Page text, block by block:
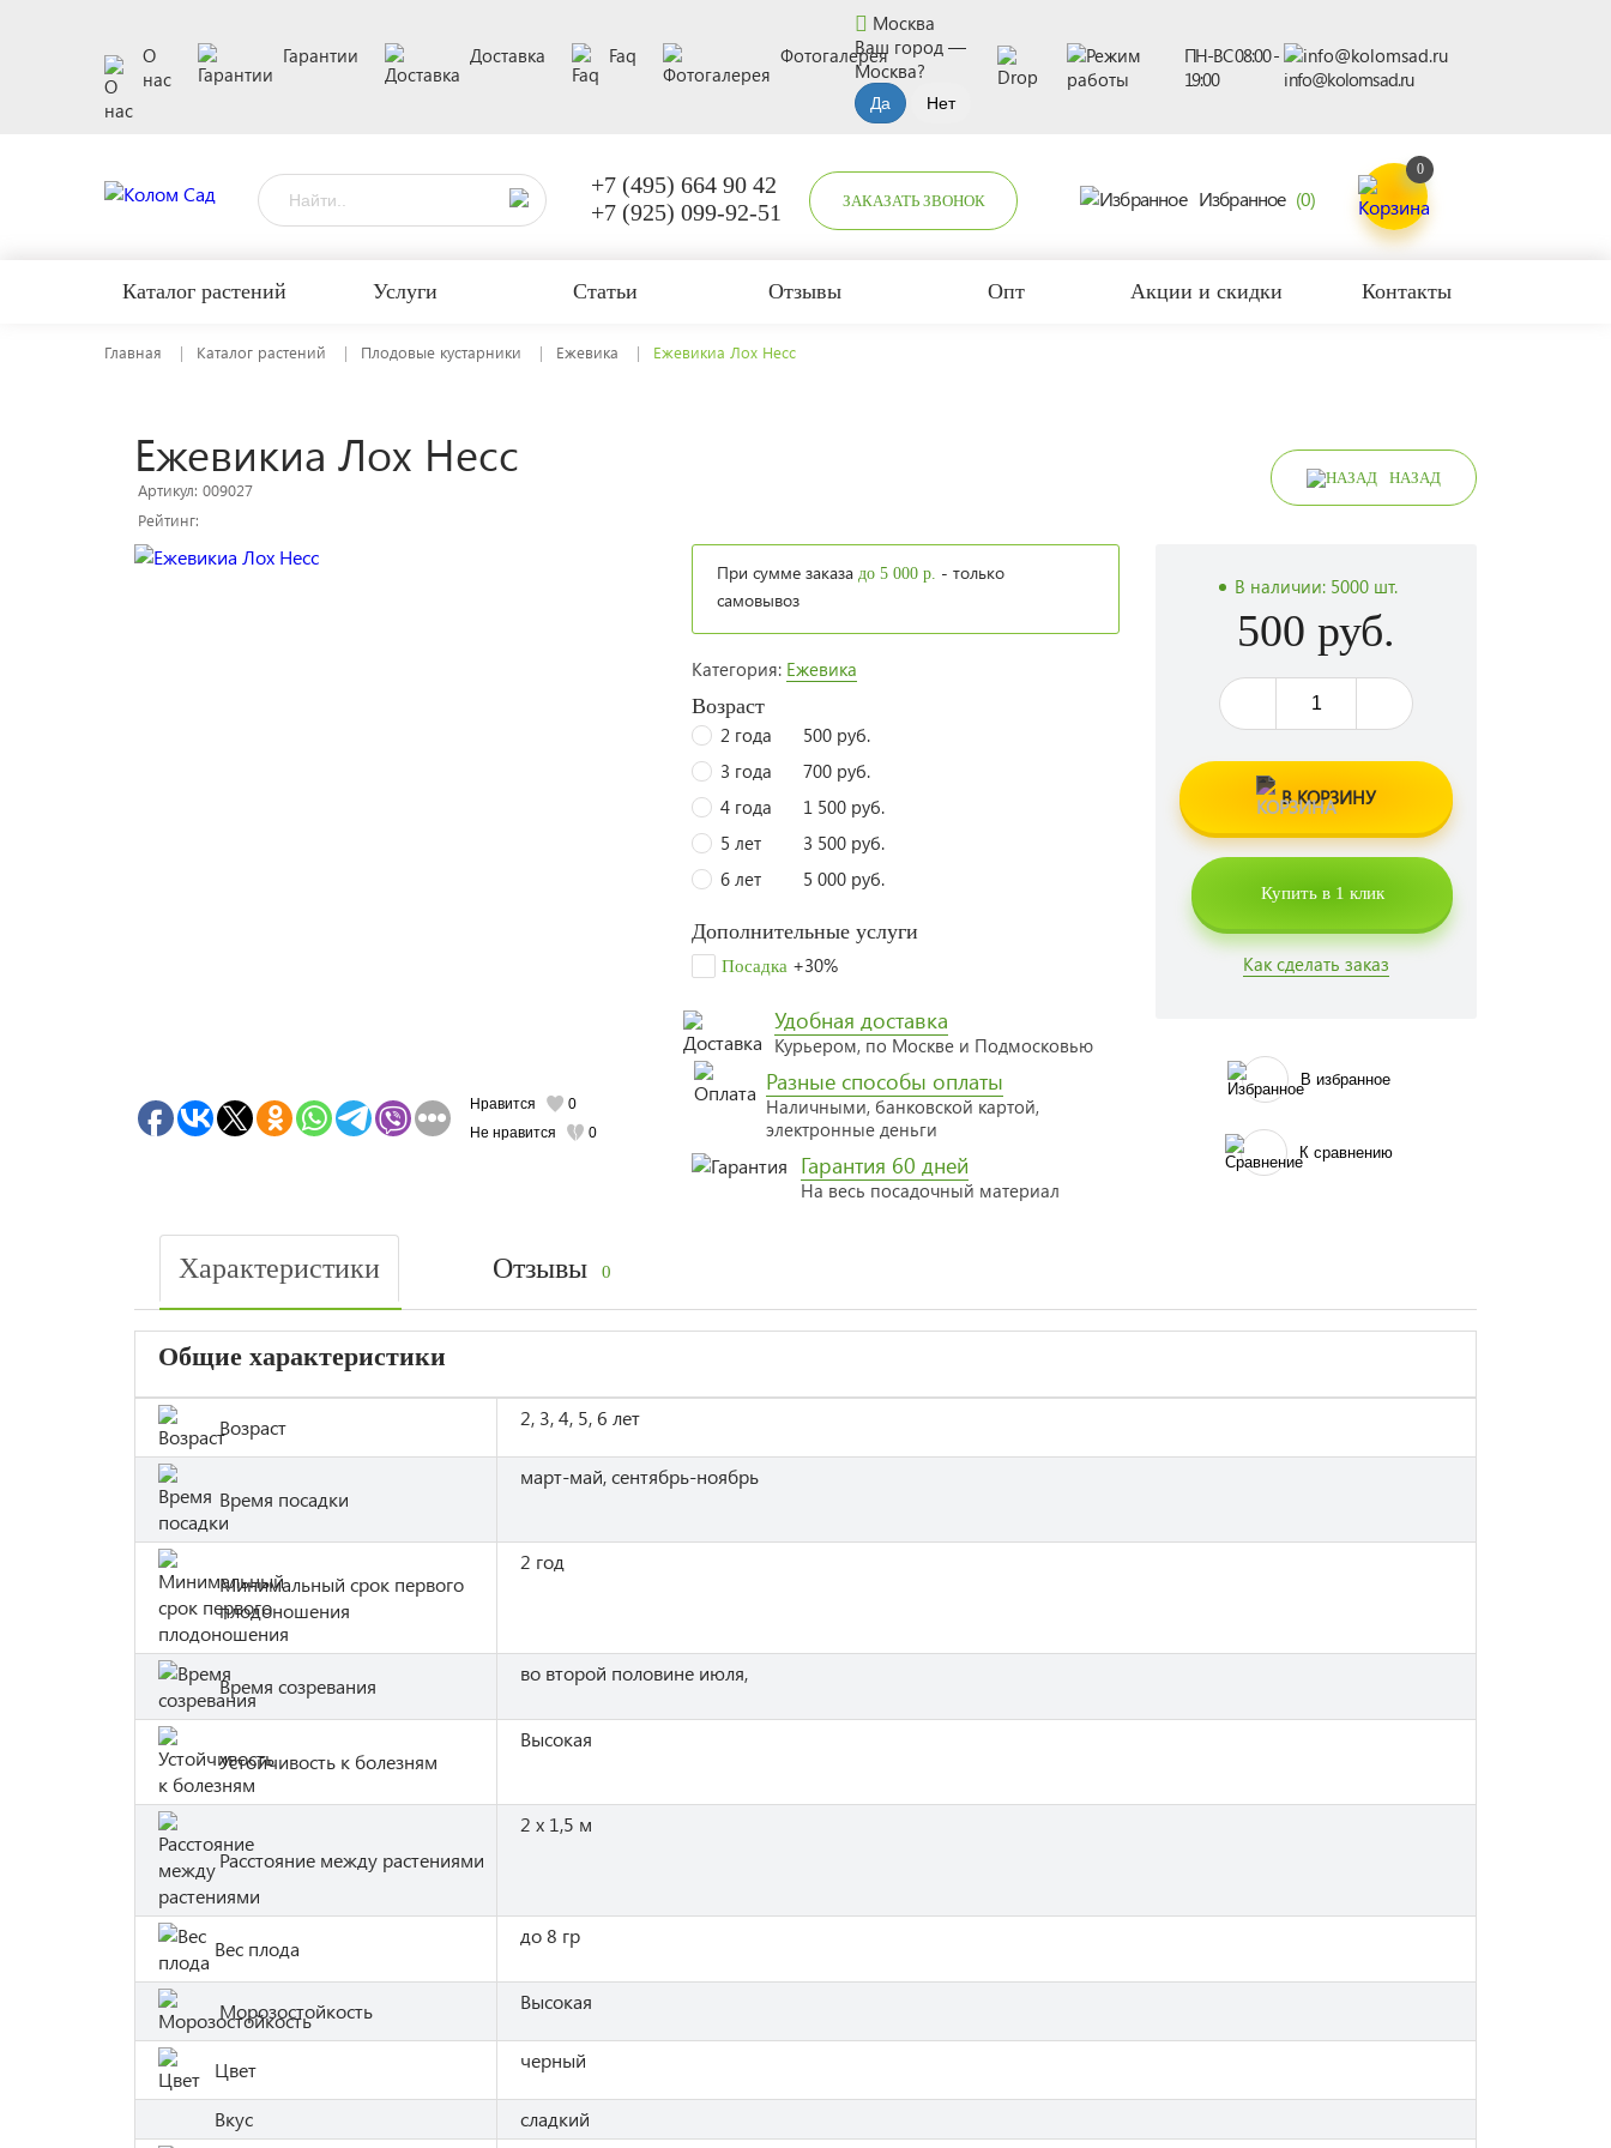
О
нас
Гарантии Доставка Faq Фотогалерея
Москва
Ваш город —
Москва?
ПН-ВС 08:00 -
19:00
info@kolomsad.ru
+7 (495) 664 90 42
+7 (925) 099-92-51
ЗАКАЗАТЬ ЗВОНОК Избранное (0)
0
Каталог растений Услуги Статьи Отзывы Опт Акции и скидки Контакты
Главная Каталог растений Плодовые кустарники Ежевика Ежевикиа Лох Несс
Ежевикиа Лох Несс
Артикул: 009027
Рейтинг:
НАЗАД
Нравится
0
Не нравится
0
При сумме заказадо 5 000 р. - только
самовывоз
Категория: Ежевика
Возраст
2 года
500 руб.
3 года
700 руб.
4 года
1 500 руб.
5 лет
3 500 руб.
6 лет
5 000 руб.
Дополнительные услуги
Посадка +30%
Удобная доставка
Курьером, по Москве и Подмосковью
Разные способы оплаты
Наличными, банковской картой,
электронные деньги
Гарантия 60 дней
На весь посадочный материал
В наличии: 5000 шт.
500 руб.
В КОРЗИНУ
Купить в 1 клик
Как сделать заказ
В избранное
К сравнению
Характеристики Отзывы 0
Общие характеристики
Возраст 2, 3, 4, 5, 6 лет
Время посадки
март-май, сентябрь-ноябрь
Минимальный срок первого
плодоношения
2 год
Время созревания
во второй половине июля,
Устойчивость к болезням
Высокая
Расстояние между растениями
2 х 1,5 м
Вес плода
до 8 гр
Морозостойкость Высокая
Цвет черный
Вкус
сладкий